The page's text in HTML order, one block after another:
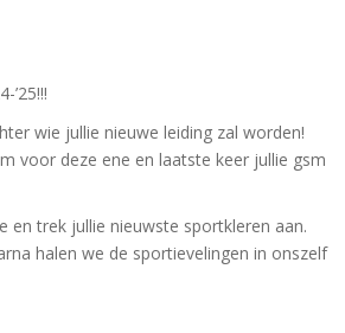
’25!!!
wie jullie nieuwe leiding zal worden!
voor deze ene en laatste keer jullie gsm
trek jullie nieuwste sportkleren aan.
halen we de sportievelingen in onszelf